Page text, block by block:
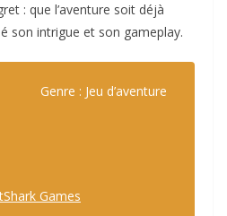
: que l’aventure soit déjà
son intrigue et son gameplay.
Genre : Jeu d’aventure
Games